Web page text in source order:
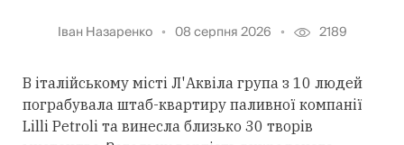
Іван Назаренко 08 серпня 2026 2189
В італійському місті Л'Аквіла група з 10 людей
пограбувала штаб-квартиру паливної компанії
Lilli Petroli та винесла близько 30 творів